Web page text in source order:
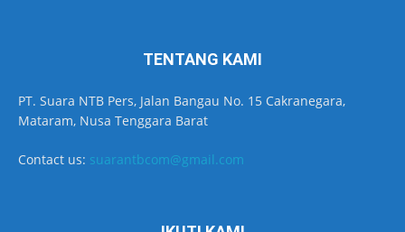
TENTANG KAMI
PT. Suara NTB Pers, Jalan Bangau No. 15 Cakranegara,
Mataram, Nusa Tenggara Barat
Contact us: suarantbcom@gmail.com